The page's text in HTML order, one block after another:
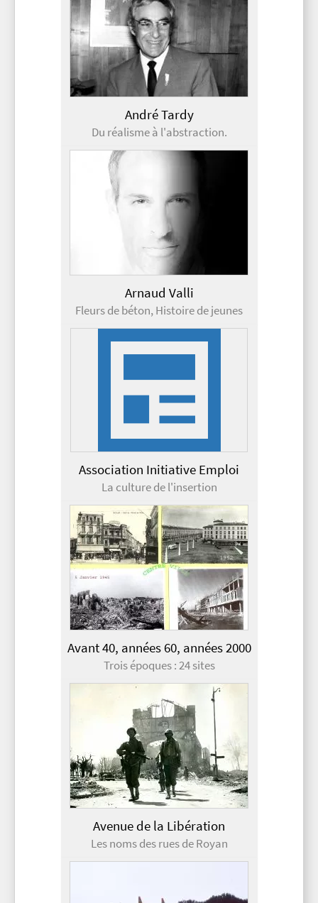
André Tardy
Du réalisme à l'abstraction.
Arnaud Valli
Fleurs de béton, Histoire de jeunes
Association Initiative Emploi
La culture de l'insertion
Avant 40, années 60, années 2000
Trois époques : 24 sites
Avenue de la Libération
Les noms des rues de Royan